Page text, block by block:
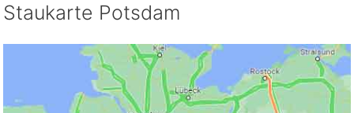
Staukarte Potsdam